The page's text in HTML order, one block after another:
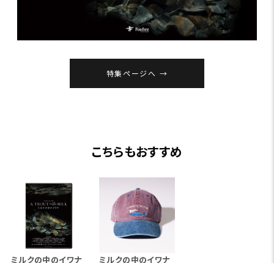
特集ページへ
こちらもおすすめ
ミルクの中のイワナ
ミルクの中のイワナ